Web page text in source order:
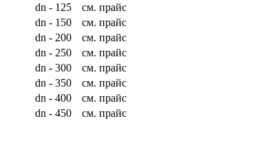
dn - 125
см. прайс
dn - 150
см. прайс
dn - 200
см. прайс
dn - 250
см. прайс
dn - 300
см. прайс
dn - 350
см. прайс
dn - 400
см. прайс
dn - 450
см. прайс